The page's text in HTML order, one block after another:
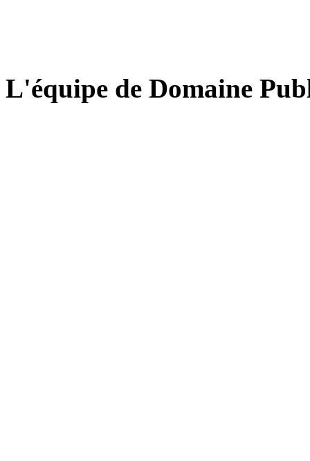
L'équipe de Domaine